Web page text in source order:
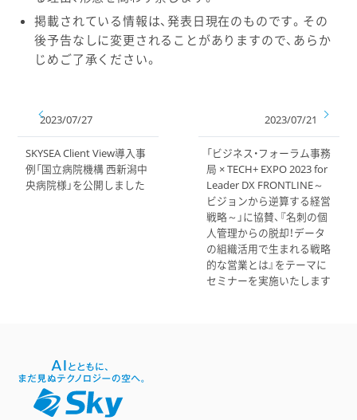
掲載されている情報は、発表日現在のものです。その
後予告なしに変更されることがありますので、あらか
じめご了承ください。
2023/07/27
SKYSEA Client View導入事
例「国立病院機構 西新潟中
央病院様」を公開しました
2023/07/21
「ビジネス・フォーラム事務
局 × TECH+ EXPO 2023 for
Leader DX FRONTLINE～
ビジョンから逆算する経営
戦略～」に協賛、『名刺の個
人管理からの脱却！データ
の組織活用で生まれる戦略
的な営業とは』をテーマに
セミナーを実施いたします